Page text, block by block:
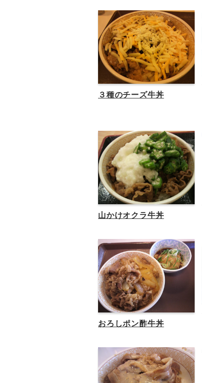
３種のチーズ牛丼
山かけオクラ牛丼
おろしポン酢牛丼